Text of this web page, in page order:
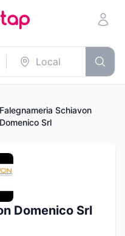
Falegnameria Schiavon
Domenico Srl
Domenico Srl